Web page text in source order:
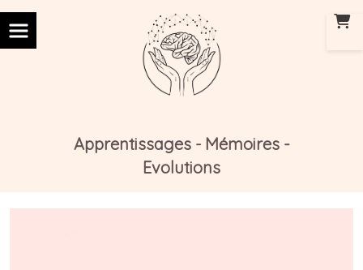
Apprentissages- Mémoires -
Evolutions